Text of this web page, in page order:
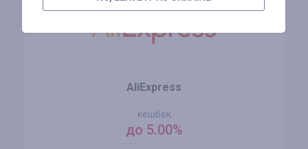
AliExpress
кешбек
до 5.00%